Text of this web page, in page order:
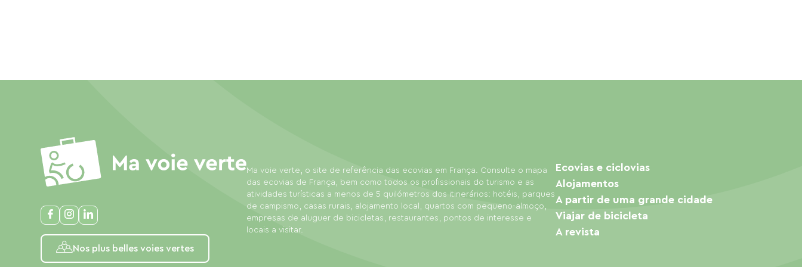
Nos plus belles voies vertes
Ma voie verte, o site de referência das ecovias em França. Consulte o mapa
das ecovias de França, bem como todos os profissionais do turismo e as
atividades turísticas a menos de 5 quilómetros dos itinerários: hotéis, parques
de campismo, casas rurais, alojamento local, quartos com pequeno-almoço,
empresas de aluguer de bicicletas, restaurantes, pontos de interesse e
locais a visitar.
Ecovias e ciclovias
Alojamentos
A partir de uma grande cidade
Viajar de bicicleta
A revista